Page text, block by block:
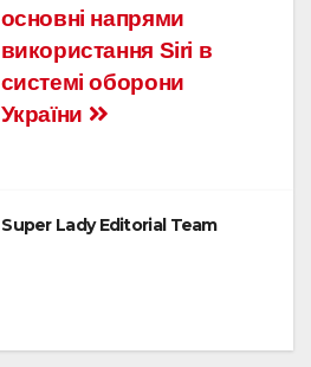
основні напрями
використання Siri в
системі оборони
України
Super Lady Editorial Team